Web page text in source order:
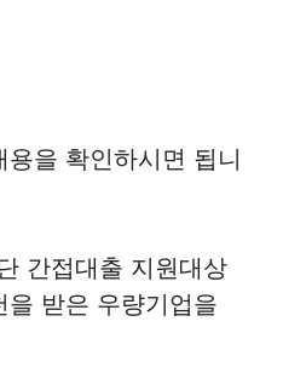
을 확인하시면 됩니
간접대출 지원대상
받은 우량기업을